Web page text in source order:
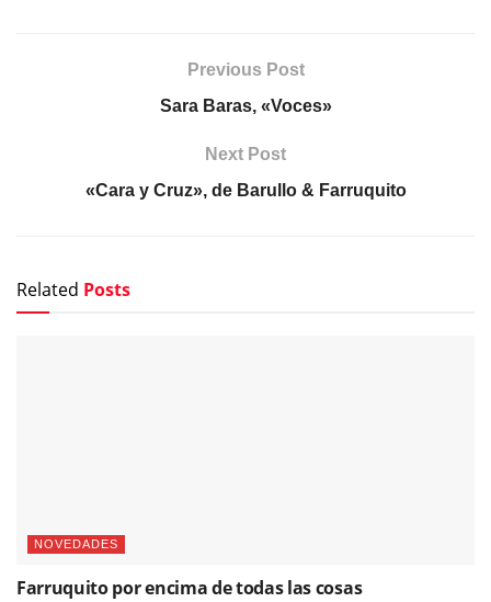
Previous Post
Sara Baras, «Voces»
Next Post
«Cara y Cruz», de Barullo & Farruquito
Related Posts
NOVEDADES
Farruquito por encima de todas las cosas